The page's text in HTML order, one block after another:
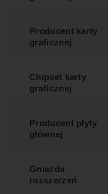
Producent karty
graficznej
Chipset karty
graficznej
Producent płyty
głównej
Gniazda
rozszerzeń